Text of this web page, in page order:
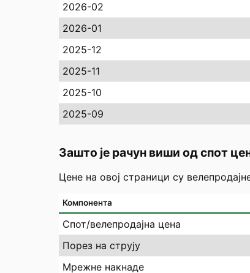
2026-02
2026-01
2025-12
2025-11
2025-10
2025-09
Зашто је рачун виши од спот
Цене на овој страници су
Компонента
Спот/велепродајна цена
Порез на струју
Мрежне накнаде